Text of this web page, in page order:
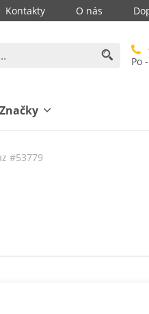
Kontakty O nás
Po
Značky
#53779